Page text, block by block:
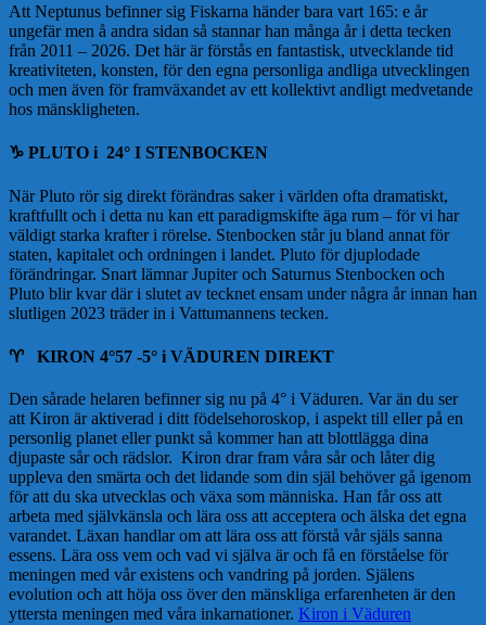
Att Neptunus befinner sig Fiskarna händer bara vart 165: e år
ungefär men å andra sidan så stannar han många år i detta tecken
från 2011 – 2026. Det här är förstås en fantastisk, utvecklande tid
kreativiteten, konsten, för den egna personliga andliga utvecklingen
och men även för framväxandet av ett kollektivt andligt medvetande
hos mänskligheten.
♑️ PLUTO i 24° I STENBOCKEN
När Pluto rör sig direkt förändras saker i världen ofta dramatiskt,
kraftfullt och i detta nu kan ett paradigmskifte äga rum – för vi har
väldigt starka krafter i rörelse. Stenbocken står ju bland annat för
staten, kapitalet och ordningen i landet. Pluto för djuplodade
förändringar. Snart lämnar Jupiter och Saturnus Stenbocken och
Pluto blir kvar där i slutet av tecknet ensam under några år innan han
slutligen 2023 träder in i Vattumannens tecken.
♈️KIRON 4°57 -5° i VÄDUREN DIREKT
Den sårade helaren befinner sig nu på 4° i Väduren. Var än du ser
att Kiron är aktiverad i ditt födelsehoroskop, i aspekt till eller på en
personlig planet eller punkt så kommer han att blottlägga dina
djupaste sår och rädslor. Kiron drar fram våra sår och låter dig
uppleva den smärta och det lidande som din själ behöver gå igenom
för att du ska utvecklas och växa som människa. Han får oss att
arbeta med självkänsla och lära oss att acceptera och älska det egna
varandet. Läxan handlar om att lära oss att förstå vår själs sanna
essens. Lära oss vem och vad vi själva är och få en förståelse för
meningen med vår existens och vandring på jorden. Själens
evolution och att höja oss över den mänskliga erfarenheten är den
yttersta meningen med våra inkarnationer. Kiron i Väduren